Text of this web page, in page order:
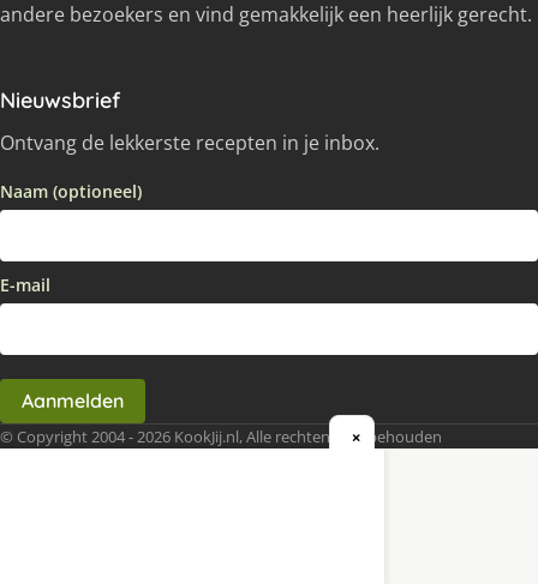
andere bezoekers en vind gemakkelijk een heerlijk gerecht.
Nieuwsbrief
Ontvang de lekkerste recepten in je inbox.
Naam (optioneel)
E-mail
Aanmelden
© Copyright 2004 - 2026 KookJij.nl, Alle rechten voorbehouden
×